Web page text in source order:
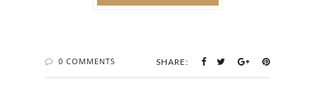
0 COMMENTS SHARE: